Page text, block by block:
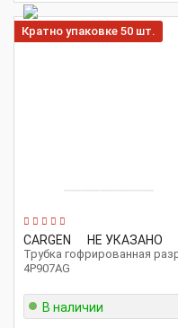
CARGEN НЕ УКАЗАНО
Трубка гофрированная
4P907AG
Кратно упаковке 50 шт.
В наличии